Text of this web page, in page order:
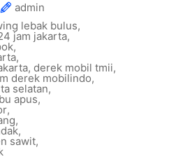
admin
lebak bulus,
jam jakarta,
,
,
, derek mobil tmii,
derek mobilindo,
selatan,
apus,
,
,
,
sawit,